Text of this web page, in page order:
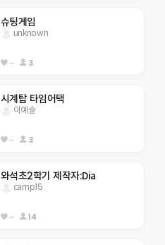
슈팅게임
unknown
-- 3
시계탑 타임어택
이예솔
-- 3
와석초2학기 제작자:Dia
camp15
-- 14